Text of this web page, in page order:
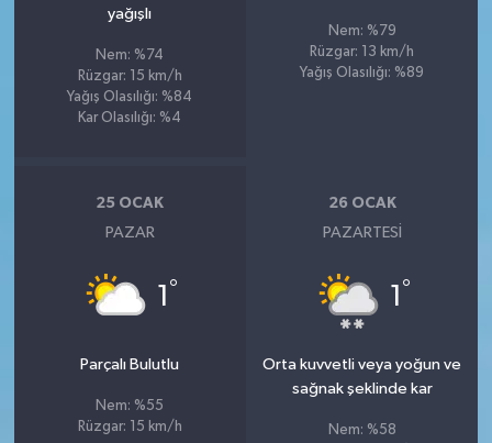
yağışlı
Nem: %74
Rüzgar: 15 km/h
Yağış Olasılığı: %84
Kar Olasılığı: %4
Nem: %79
Rüzgar: 13 km/h
Yağış Olasılığı: %89
25 OCAK
PAZAR
1 °
Parçalı Bulutlu
Nem: %55
Rüzgar: 15 km/h
26 OCAK
PAZARTESI
1 °
Orta kuvvetli veya yoğun ve
sağnak şeklinde kar
Nem: %58